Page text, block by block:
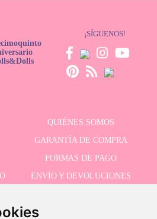
¡SÍGUENOS!
QUIÉNES SOMOS
GARANTÍA DE COMPRA
FORMAS DE PAGO
ENVÍO Y DEVOLUCIONES